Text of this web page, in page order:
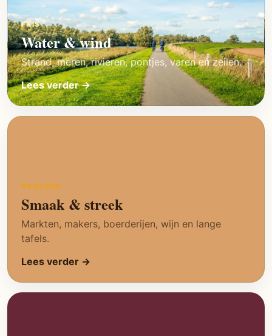
FRIS
Water & wind
Strand, meren, rivieren, pontjes, varen en zeilen.
Lees verder →
PROEVEN
Smaak & streek
Markten, makers, boerderijen, wijn en lange
tafels.
Lees verder →